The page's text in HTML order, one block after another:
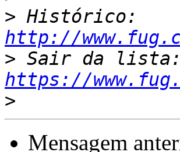
>
http://
>
https://
>
Mensagem